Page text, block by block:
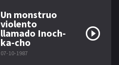
Un monstruo
violento
llamado Inoch-
ka-cho
07-10-1987